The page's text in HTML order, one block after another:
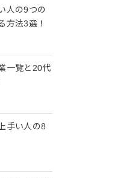
人の9つの
方法3選！
一覧と20代
手い人の8